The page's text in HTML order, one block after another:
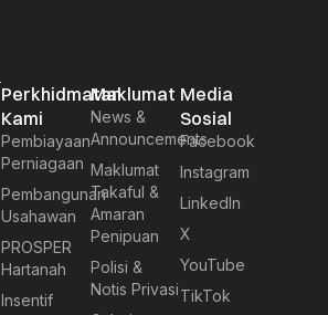
Perkhidmatan
Kami
Pembiayaan
Perniagaan
Pembangunan
Usahawan
PROSPER
Hartanah
Insentif
Maklumat
News &
Announcements
Maklumat
Takaful &
Amaran
Penipuan
Polisi &
Notis Privasi
Media
Sosial
Facebook
Instagram
LinkedIn
X
YouTube
TikTok